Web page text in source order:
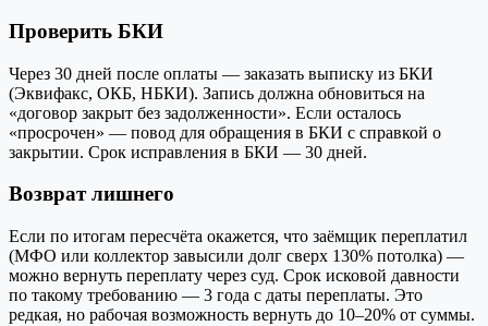
Проверить БКИ
Через 30 дней после оплаты — заказать выписку из БКИ
(Эквифакс, ОКБ, НБКИ). Запись должна обновиться на
«договор закрыт без задолженности». Если осталось
«просрочен» — повод для обращения в БКИ с справкой о
закрытии. Срок исправления в БКИ — 30 дней.
Возврат лишнего
Если по итогам пересчёта окажется, что заёмщик переплатил
(МФО или коллектор завысили долг сверх 130% потолка) —
можно вернуть переплату через суд. Срок исковой давности
по такому требованию — 3 года с даты переплаты. Это
редкая, но рабочая возможность вернуть до 10–20% от суммы.